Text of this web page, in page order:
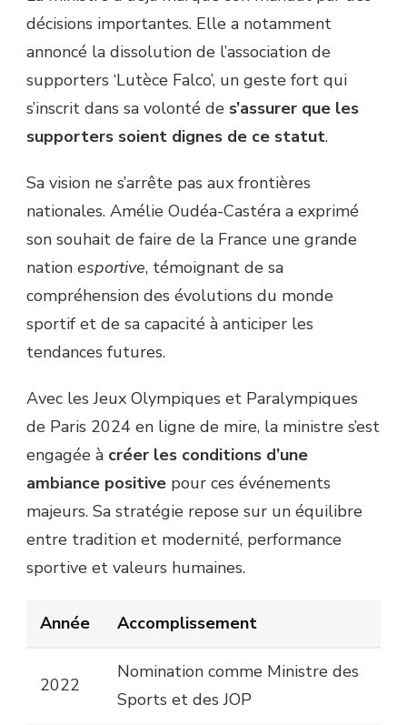
décisions importantes. Elle a notamment
annoncé la dissolution de l’association de
supporters ‘Lutèce Falco’, un geste fort qui
s’inscrit dans sa volonté de s’assurer que les
supporters soient dignes de ce statut.
Sa vision ne s’arrête pas aux frontières
nationales. Amélie Oudéa-Castéra a exprimé
son souhait de faire de la France une grande
nation esportive, témoignant de sa
compréhension des évolutions du monde
sportif et de sa capacité à anticiper les
tendances futures.
Avec les Jeux Olympiques et Paralympiques
de Paris 2024 en ligne de mire, la ministre s’est
engagée à créer les conditions d’une
ambiance positive pour ces événements
majeurs. Sa stratégie repose sur un équilibre
entre tradition et modernité, performance
sportive et valeurs humaines.
Année Accomplissement
2022
Nomination comme Ministre des
Sports et des JOP